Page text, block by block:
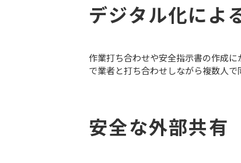
デジタル化によ
作業打ち合わせや安全指示書の作成
で業者と打ち合わせしながら複数人で
安全な外部共有